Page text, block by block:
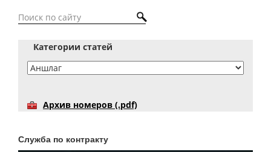
Категории статей
Архив номеров (.pdf)
Служба по контракту